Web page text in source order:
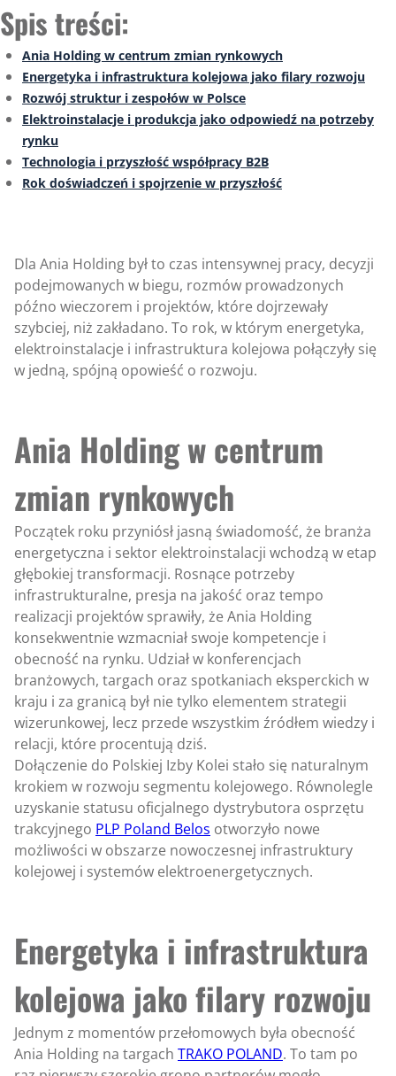
Spis treści:
Ania Holding w centrum zmian rynkowych
Energetyka i infrastruktura kolejowa jako filary rozwoju
Rozwój struktur i zespołów w Polsce
Elektroinstalacje i produkcja jako odpowiedź na potrzeby
rynku
Technologia i przyszłość współpracy B2B
Rok doświadczeń i spojrzenie w przyszłość
Dla Ania Holding był to czas intensywnej pracy, decyzji
podejmowanych w biegu, rozmów prowadzonych
późno wieczorem i projektów, które dojrzewały
szybciej, niż zakładano. To rok, w którym energetyka,
elektroinstalacje i infrastruktura kolejowa połączyły się
w jedną, spójną opowieść o rozwoju.
Ania Holding w centrum
zmian rynkowych
Początek roku przyniósł jasną świadomość, że branża
energetyczna i sektor elektroinstalacji wchodzą w etap
głębokiej transformacji. Rosnące potrzeby
infrastrukturalne, presja na jakość oraz tempo
realizacji projektów sprawiły, że Ania Holding
konsekwentnie wzmacniał swoje kompetencje i
obecność na rynku. Udział w konferencjach
branżowych, targach oraz spotkaniach eksperckich w
kraju i za granicą był nie tylko elementem strategii
wizerunkowej, lecz przede wszystkim źródłem wiedzy i
relacji, które procentują dziś.
Dołączenie do Polskiej Izby Kolei stało się naturalnym
krokiem w rozwoju segmentu kolejowego. Równolegle
uzyskanie statusu oficjalnego dystrybutora osprzętu
trakcyjnego PLP Poland Belos otworzyło nowe
możliwości w obszarze nowoczesnej infrastruktury
kolejowej i systemów elektroenergetycznych.
Energetyka i infrastruktura
kolejowa jako filary rozwoju
Jednym z momentów przełomowych była obecność
Ania Holding na targach TRAKO POLAND. To tam po